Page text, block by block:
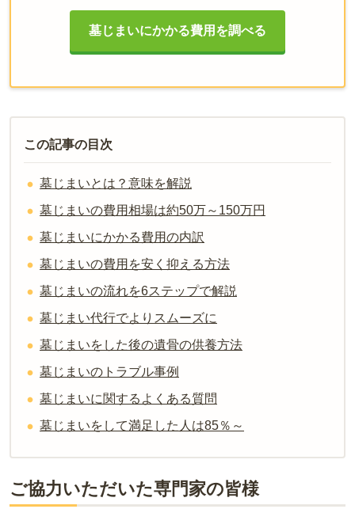
墓じまいにかかる費用を調べる
この記事の目次
墓じまいとは？意味を解説
墓じまいの費用相場は約50万～150万円
墓じまいにかかる費用の内訳
墓じまいの費用を安く抑える方法
墓じまいの流れを6ステップで解説
墓じまい代行でよりスムーズに
墓じまいをした後の遺骨の供養方法
墓じまいのトラブル事例
墓じまいに関するよくある質問
墓じまいをして満足した人は85％～
ご協力いただいた専門家の皆様